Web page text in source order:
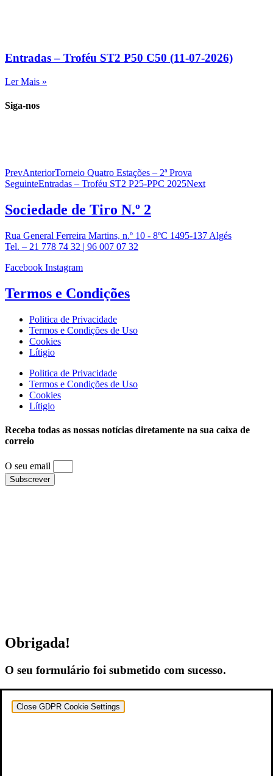
Entradas – Troféu ST2 P50 C50 (11-07-2026)
Ler Mais »
Siga-nos
PrevAnteriorTorneio Quatro Estações – 2ª Prova
SeguinteEntradas – Troféu ST2 P25-PPC 2025Next
Sociedade de Tiro N.º 2
Rua General Ferreira Martins, n.º 10 - 8ºC 1495-137 Algés
Tel. – 21 778 74 32 | 96 007 07 32
Facebook Instagram
Termos e Condições
Politica de Privacidade
Termos e Condições de Uso
Cookies
Lítigio
Politica de Privacidade
Termos e Condições de Uso
Cookies
Lítigio
Receba todas as nossas notícias diretamente na sua caixa de
correio
O seu email
Subscrever
Obrigada!
O seu formulário foi submetido com sucesso.
Close GDPR Cookie Settings